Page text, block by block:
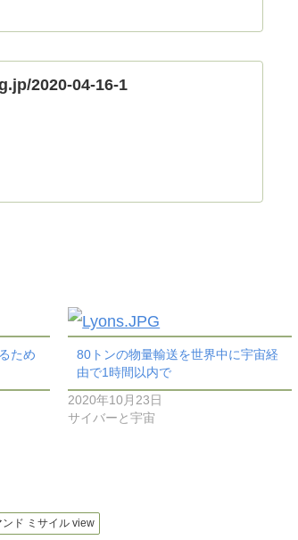
2020-04-16-1
ため
80トンの物量輸送を世界中に宇宙経
由で1時間以内で
2020年10月23日
サイバーと宇宙
ド ミサイル view